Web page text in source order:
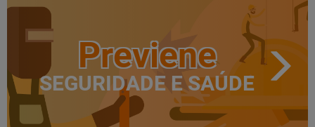
Previene
SEGURIDADE E SAÚDE